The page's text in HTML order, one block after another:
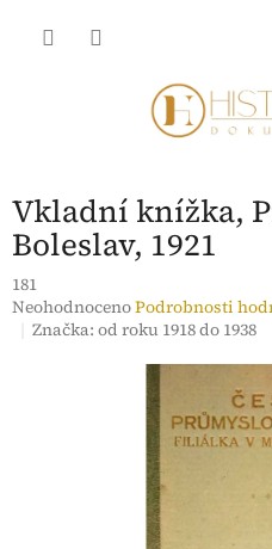
Vkladní knížka,
Boleslav, 1921
181
Průměrné
hodnocení
NeohodnocenoPodrobnosti
Značka:od roku 1918 do 1938